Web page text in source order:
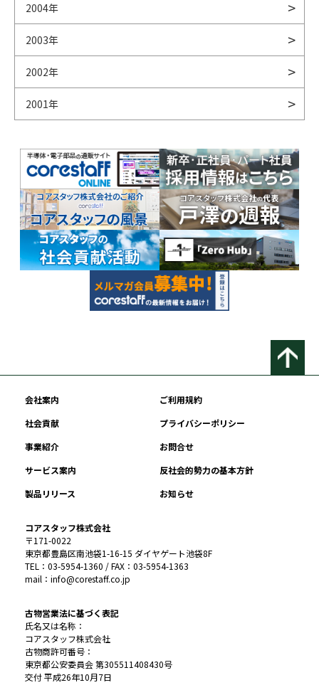
2004年
2003年
2002年
2001年
会社案内
ご利用規約
社会貢献
プライバシーポリシー
事業紹介
お問合せ
サービス案内
反社会的勢力の基本方針
製品リリース
お知らせ
コアスタッフ株式会社
〒171-0022
東京都豊島区南池袋1-16-15 ダイヤゲート池袋8F
TEL：03-5954-1360 / FAX：03-5954-1363
mail：info@corestaff.co.jp
古物営業法に基づく表記
氏名又は名称：
コアスタッフ株式会社
古物商許可番号：
東京都公安委員会 第305511408430号
交付 平成26年10月7日